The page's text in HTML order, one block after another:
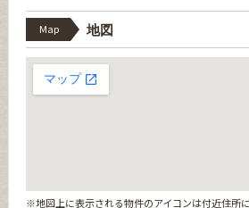
Map 地図
※地図上に表示される物件のアイコンは付近住所